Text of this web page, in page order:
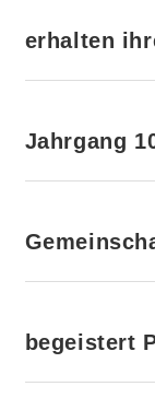
erhalten
Jahrgang
begeistert